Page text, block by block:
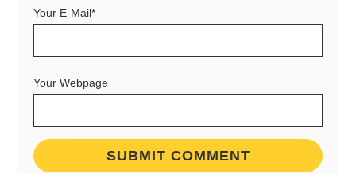
Your E-Mail*
Your Webpage